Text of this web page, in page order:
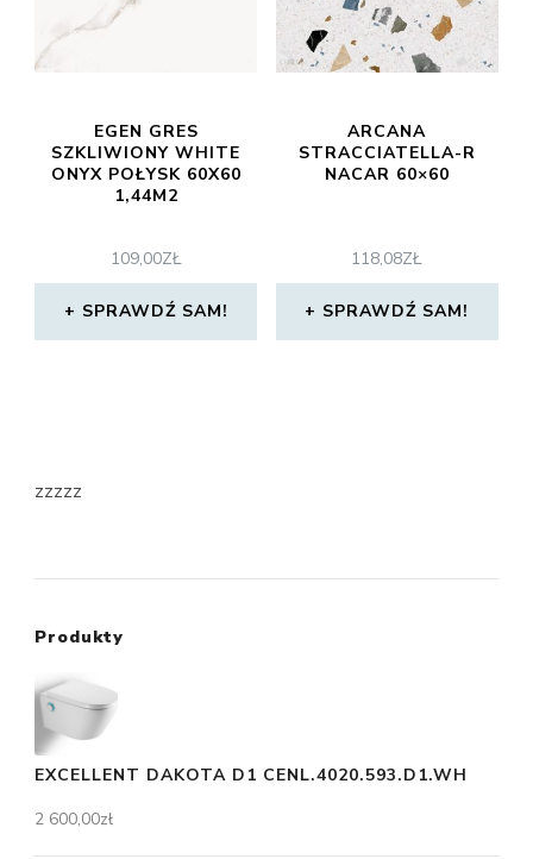
EGEN GRES
SZKLIWIONY WHITE
ONYX POŁYSK 60X60
1,44M2
109,00ZŁ
SPRAWDŹ SAM!
ARCANA
STRACCIATELLA-R
NACAR 60×60
118,08ZŁ
SPRAWDŹ SAM!
zzzzz
Produkty
EXCELLENT DAKOTA D1 CENL.4020.593.D1.WH
2 600,00zł